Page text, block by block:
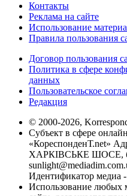
Контакты
Реклама на сайте
Использование
Правила пользования
Договор пользования
Политика в сфере
данных
Пользовательское
Редакция
© 2000-2026,
Субъект в сфере
«КореспонденТ.net»
ХАРКІВСЬКЕ ШОСЕ,
Идентификатор медиа
Использование любых